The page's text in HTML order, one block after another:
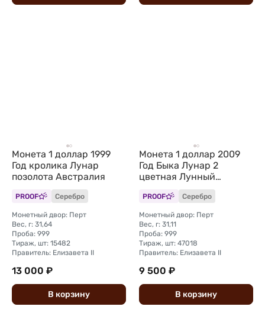
Монета 1 доллар 1999
Год кролика Лунар
позолота Австралия
PROOF Серебро
Монетный двор: Перт
Вес, г: 31,64
Проба: 999
Тираж, шт: 15482
Правитель: Елизавета II
13 000 ₽
В корзину
Монета 1 доллар 2009
Год Быка Лунар 2
цветная Лунный
календарь Австралия
PROOF Серебро
Монетный двор: Перт
Вес, г: 31,11
Проба: 999
Тираж, шт: 47018
Правитель: Елизавета II
9 500 ₽
В корзину